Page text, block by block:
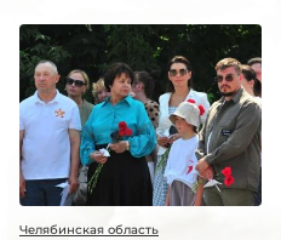
Челябинская область